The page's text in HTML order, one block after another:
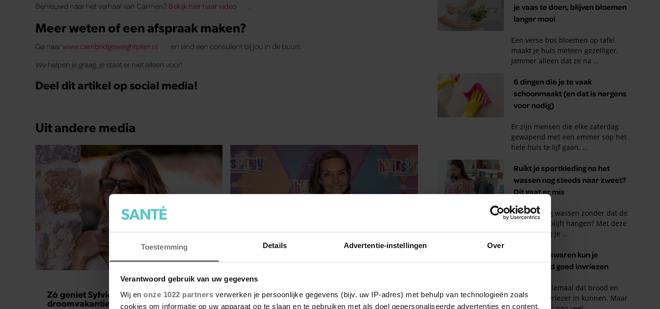
Toestemming Details Advertentie-instellingen Over
Verantwoord gebruik van uw gegevens
Wij en onze 1022 partners verwerken je persoonlijke gegevens (bijv. uw IP-adres) met behulp van technologieën zoals
cookies om informatie op uw apparaat op te slaan en te gebruiken met als doel gepersonaliseerde advertenties en content,
Benieuwd naar het verhaal van Carmen? Bekijk hier haar video
Meer weten of een afspraak maken?
Ga naar www.cambridgeweightplan.nl
en vind een consulent bij jou in de buurt.
We helpen je graag, je staat er niet alleen voor!
Deel dit artikel op social media!
Uit andere media
Zó geniet Sylvie Meis na van
droomvakantie op Mykonos
Mariska van Kolck laat blokkade los: ‘Ik
sta weer open’